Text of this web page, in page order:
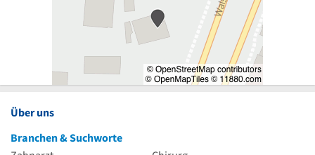
Über uns
Branchen & Suchworte